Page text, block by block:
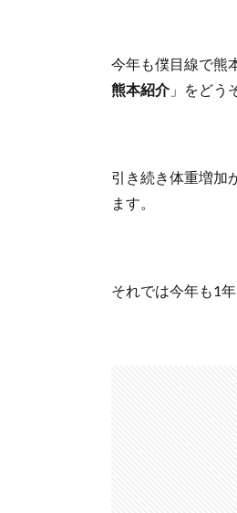
今年も僕目線で熊
熊本紹介」をどう
引き続き体重増加
ます。
それでは今年も1